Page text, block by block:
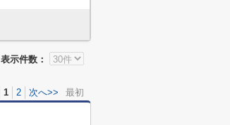
表示件数：
1 2 次へ>> 最初